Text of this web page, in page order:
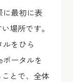
に最初に表
場所です。
ルをひら
ータルを
とで、全体